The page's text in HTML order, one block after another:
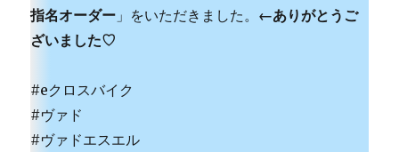
指名オーダー 」をいただきました。 ←ありがとうご
ざいました♡
#eクロスバイク
#ヴァド
#ヴァドエスエル